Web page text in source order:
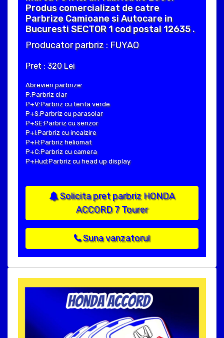
Produs comercializat de catre
Parbrize Camioane si Autocare in
Bucuresti SECTOR 1 cod postal 12635 .
Producator parbriz : FUYAO
Pret : 320 Lei
Abrevieri parbrize:
P:Parbriz clar
P+V:Parbriz cu tenta verde
P+S:Parbriz cu parasolar
P+SE:Parbriz cu senzor
P+I:Parbriz cu incalzire
P+H:Parbriz heliomat
P+C:Parbriz cu camera
P+Hud:Parbriz cu head up display
Solicita pret parbriz HONDA
ACCORD 7 Tourer
Suna vanzatorul